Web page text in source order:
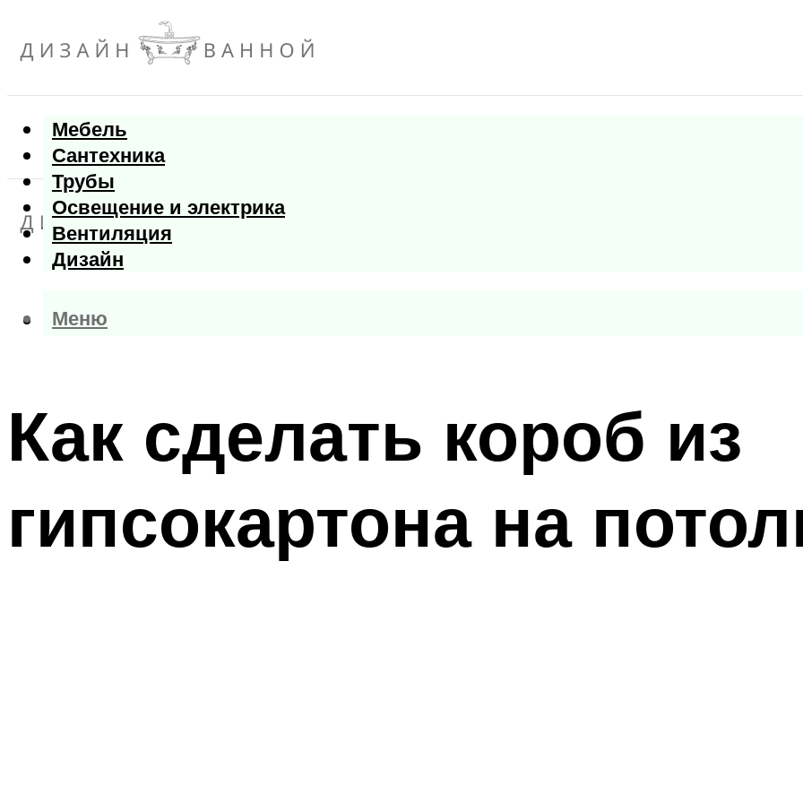
Мебель
Сантехника
Трубы
Освещение и электрика
Вентиляция
Дизайн
Меню
Меню
Как сделать короб из
гипсокартона на